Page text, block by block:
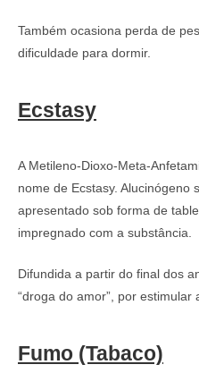
Também ocasiona perda de
dificuldade para dormir.
Ecstasy
A Metileno-Dioxo-Meta-
nome de Ecstasy. Alucinógeno
apresentado sob forma de
impregnado com a substância.
Difundida a partir do final dos
“droga do amor”, por estimular
Fumo (Tabaco)